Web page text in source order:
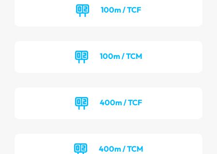
100m / TCF
100m / TCM
400m / TCF
400m / TCM